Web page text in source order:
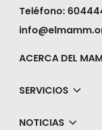
Teléfono:
ACERCA DEL
SERVICIOS
NOTICIAS